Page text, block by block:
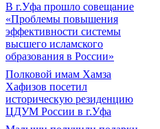
В г.Уфа прошло совещание
«Проблемы повышения
эффективности системы
высшего исламского
образования в России»
Полковой имам Хамза
Хафизов посетил
историческую резиденцию
ЦДУМ России в г.Уфа